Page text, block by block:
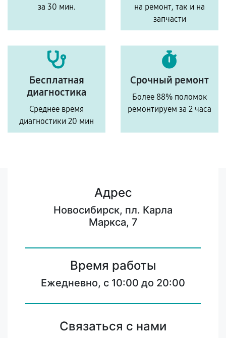
за 30 мин.
на ремонт, так и на
запчасти
Бесплатная
диагностика
Среднее время
диагностики 20 мин
Срочный ремонт
Более 88% поломок
ремонтируем за 2 часа
Адрес
Новосибирск, пл. Карла
Маркса, 7
Время работы
Ежедневно, с 10:00 до 20:00
Связаться с нами